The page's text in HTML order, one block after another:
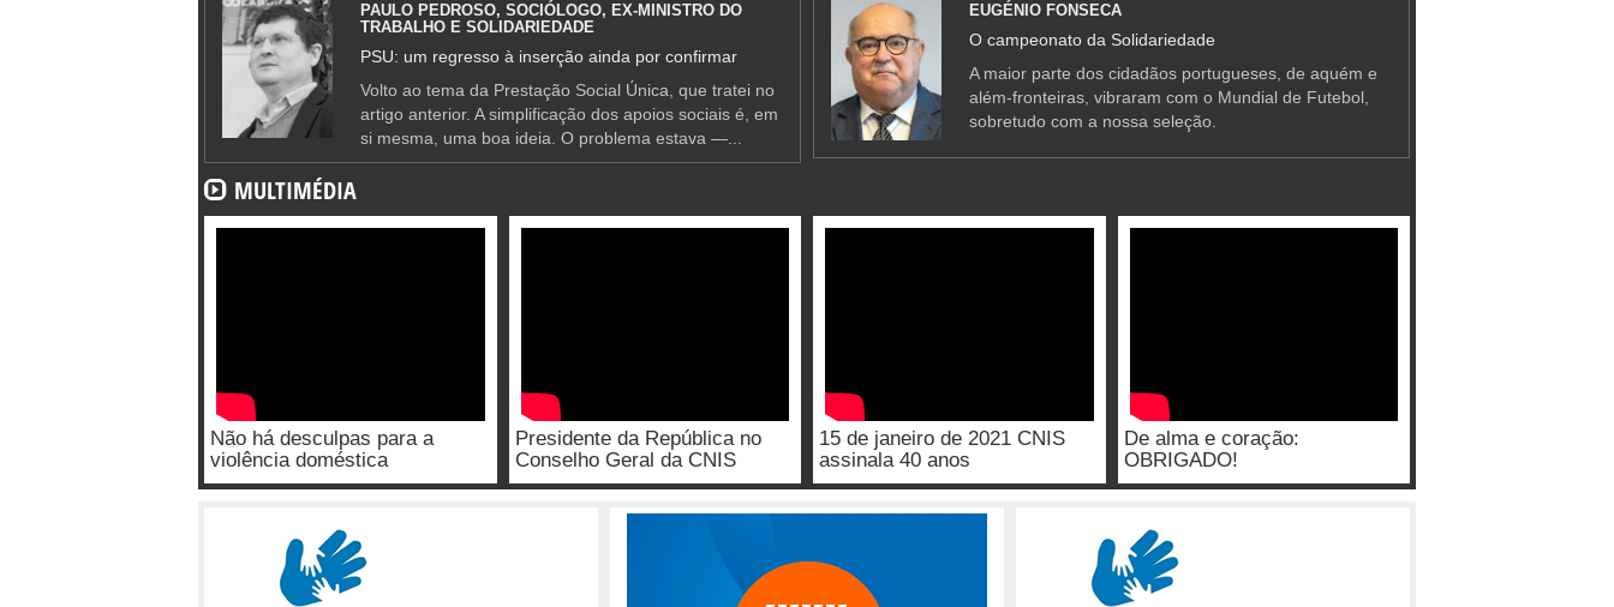
PAULO PEDROSO, SOCIÓLOGO, EX-MINISTRO DO
TRABALHO E SOLIDARIEDADE
PSU: um regresso à inserção ainda por confirmar
Volto ao tema da Prestação Social Única, que tratei no
artigo anterior. A simplificação dos apoios sociais é, em
si mesma, uma boa ideia. O problema estava —...
EUGÉNIO FONSECA
O campeonato da Solidariedade
A maior parte dos cidadãos portugueses, de aquém e
além-fronteiras, vibraram com o Mundial de Futebol,
sobretudo com a nossa seleção.
MULTIMÉDIA
Não há desculpas para a
violência doméstica
Presidente da República no
Conselho Geral da CNIS
15 de janeiro de 2021 CNIS
assinala 40 anos
De alma e coração:
OBRIGADO!